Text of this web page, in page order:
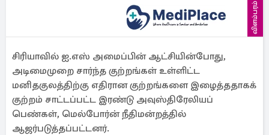
விளம்பரம்
சிரியாவில் ஐ.எஸ் அமைப்பின் ஆட்சியின்போது, ​​
அடிமைமுறை சார்ந்த குற்றங்கள் உள்ளிட்ட
மனிதகுலத்திற்கு எதிரான குற்றங்களை இழைத்ததாகக்
குற்றம் சாட்டப்பட்ட இரண்டு அவுஸ்திரேலியப்
பெண்கள், மெல்போர்ன் நீதிமன்றத்தில்
ஆஜர்படுத்தப்பட்டனர்.